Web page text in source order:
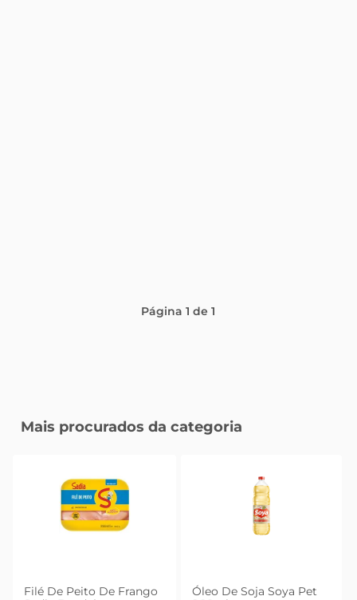
Página1 de1
Mais procurados da categoria
Filé De Peito De Frango
Óleo De Soja Soya Pet